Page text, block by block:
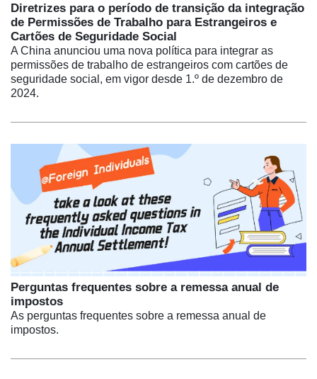
Diretrizes para o período de transição da integração
de Permissões de Trabalho para Estrangeiros e
Cartões de Seguridade Social
A China anunciou uma nova política para integrar as
permissões de trabalho de estrangeiros com cartões de
seguridade social, em vigor desde 1.º de dezembro de
2024.
Perguntas frequentes sobre a remessa anual de
impostos
As perguntas frequentes sobre a remessa anual de
impostos.